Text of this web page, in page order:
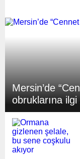
Mersin’de
obruklarına ilgi